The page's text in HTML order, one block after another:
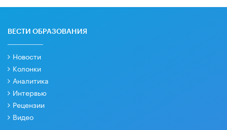
ВЕСТИ ОБРАЗОВАНИЯ
Новости
Колонки
Аналитика
Интервью
Рецензии
Видео